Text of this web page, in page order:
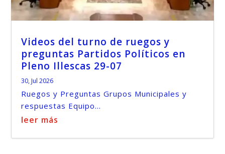
Videos del turno de ruegos y
preguntas Partidos Políticos en
Pleno Illescas 29-07
30, Jul 2026
Ruegos y Preguntas Grupos Municipales y
respuestas Equipo...
leer más